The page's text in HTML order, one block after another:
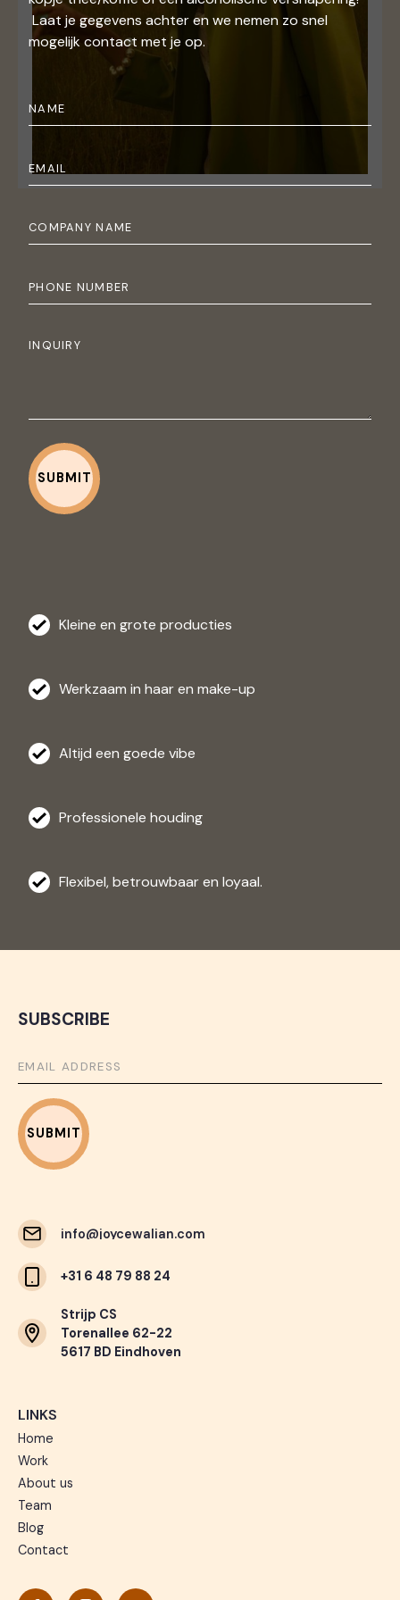
Laat je gegevens achter en we nemen zo snel
mogelijk contact met je op.
Kleine en grote producties
Werkzaam in haar en make-up
Altijd een goede vibe
Professionele houding
Flexibel, betrouwbaar en loyaal.
SUBSCRIBE
info@joycewalian.com
info@joycewalian.com
+31 6 48 79 88 24
Strijp CS
Torenallee 62-22
5617 BD Eindhoven
LINKS
Home
Work
About us
Team
Blog
Contact